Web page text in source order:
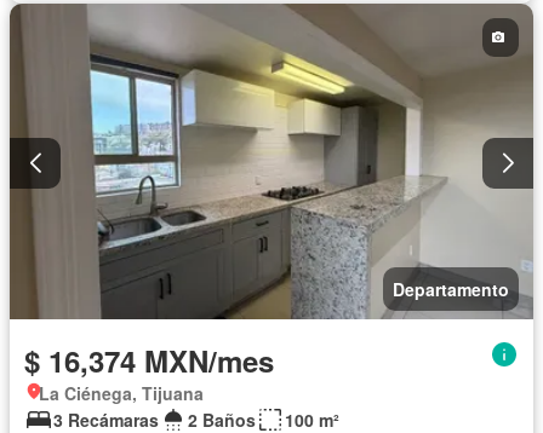
Departamento
$ 16,374 MXN/mes
La Ciénega, Tijuana
3 Recámaras
2 Baños
100 m²